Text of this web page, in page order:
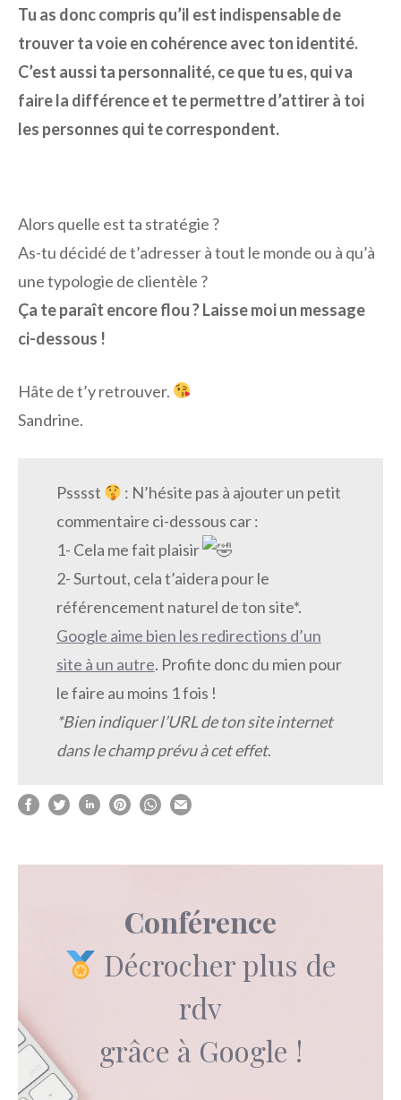
Tu as donc compris qu’il est indispensable de
trouver ta voie en cohérence avec ton identité.
C’est aussi ta personnalité, ce que tu es, qui va
faire la différence et te permettre d’attirer à toi
les personnes qui te correspondent.
Alors quelle est ta stratégie ?
As-tu décidé de t’adresser à tout le monde ou à qu’à
une typologie de clientèle ?
Ça te paraît encore flou ? Laisse moi un message
ci-dessous !
Hâte de t’y retrouver.
Sandrine.
Psssst
: N’hésite pas à ajouter un petit
commentaire ci-dessous car :
1- Cela me fait plaisir
2- Surtout, cela t’aidera pour le
référencement naturel de ton site*.
Google aime bien les redirections d’un
site à un autre. Profite donc du mien pour
le faire au moins 1 fois !
*Bien indiquer l’URL de ton site internet
dans le champ prévu à cet effet.
Conférence
Décrocher plus de
rdv
grâce à Google !